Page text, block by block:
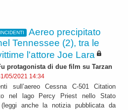
INCIDENTI
Aereo precipitato
Tennessee (2), tra le
l'attore Joe Lara
protagonista di due film su Tarzan
05/2021 14:34
sull’aereo Cessna C-501 Citation
nel lago Percy Priest nello Stato
anche la notizia pubblicata da